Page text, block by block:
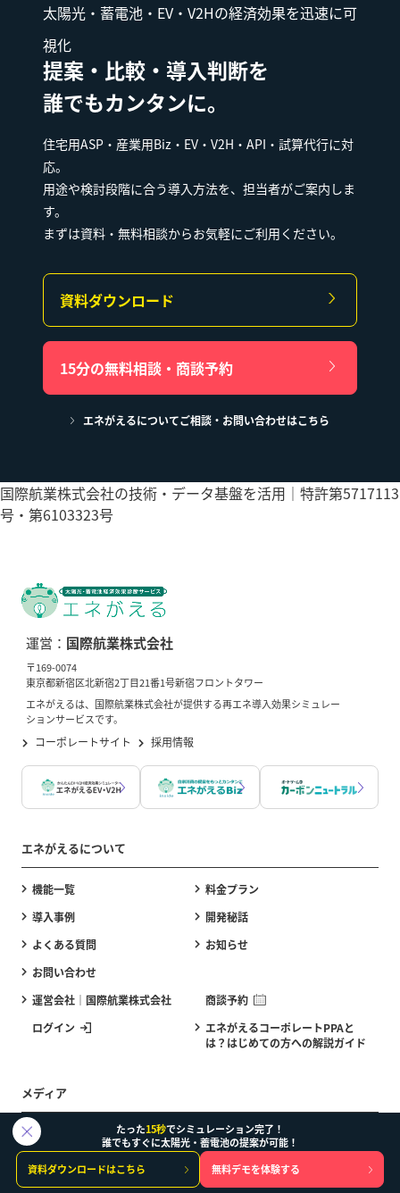
太陽光・蓄電池・EV・V2Hの経済効果を迅速に可
視化
提案・比較・導入判断を
誰でもカンタンに。
住宅用ASP・産業用Biz・EV・V2H・API・試算代行に対
応。
用途や検討段階に合う導入方法を、担当者がご案内しま
す。
まずは資料・無料相談からお気軽にご利用ください。
資料ダウンロード
15分の無料相談・商談予約
エネがえるについてご相談・お問い合わせはこちら
国際航業株式会社の技術・データ基盤を活用｜特許第5717113
号・第6103323号
運営： 国際航業株式会社
〒169-0074
東京都新宿区北新宿2丁目21番1号新宿フロントタワー
エネがえるは、国際航業株式会社が提供する再エネ導入効果シミュレー
ションサービスです。
コーポレートサイト 採用情報
エネがえるについて
機能一覧
料金プラン
導入事例
開発秘話
よくある質問
お知らせ
お問い合わせ
運営会社｜国際航業株式会社
商談予約
ログイン
エネがえるコーポレートPPAと
は？はじめての方への解説ガイド
メディア
エネがえるASPデモ体験
エネがえるBizデモ体験
エネがえるコーポレートPPA（小
売電気向け）
エネがえるEVデモ体験
たった15秒でシミュレーション完了！
誰でもすぐに太陽光・蓄電池の提案が可能！
資料ダウンロードはこちら
無料デモを体験する